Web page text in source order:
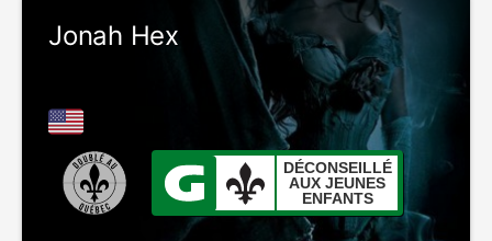
Jonah Hex
DÉCONSEILLÉ
AUX JEUNES
ENFANTS